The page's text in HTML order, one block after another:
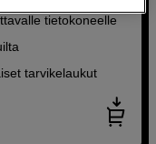
tietokoneelle
tarvikelaukut